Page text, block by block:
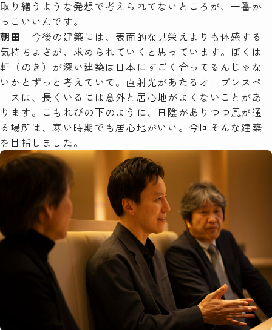
取り繕うような発想で考えられてないところが、一番か
っこいいんです。
朝田
今後の建築には、表面的な見栄えよりも体感する
気持ちよさが、求められていくと思っています。ぼくは
軒（のき）が深い建築は日本にすごく合ってるんじゃな
いかとずっと考えていて。直射光があたるオープンスペ
ースは、長くいるには意外と居心地がよくないことがあ
ります。こもれびの下のように、日陰がありつつ風が通
る場所は、寒い時期でも居心地がいい。今回そんな建築
を目指しました。